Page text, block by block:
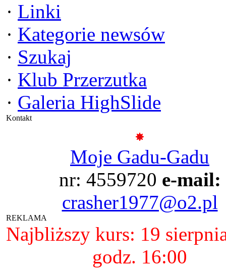
· Linki
· Kategorie newsów
· Szukaj
· Klub Przerzutka
· Galeria HighSlide
Kontakt
Moje Gadu-Gadu
nr: 4559720 e-mail:
crasher1977@o2.pl
REKLAMA
Najbliższy kurs: 19
godz. 16:00